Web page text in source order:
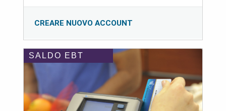
CREARE NUOVO ACCOUNT
SALDO EBT